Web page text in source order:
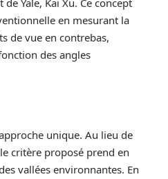
Yale, Kai Xu. Ce concept
en mesurant la
de vue en contrebas,
des angles
unique. Au lieu de
critère proposé prend en
vallées environnantes. En